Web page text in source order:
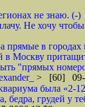
не знаю. (-)
Не хочу
прямые в
в Москву
"прямых
> [60] 09-
была «2-
бедра, грудей у